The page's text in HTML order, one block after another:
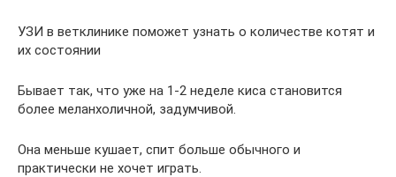
УЗИ в ветклинике поможет узнать о количестве котят и
их состоянии
Бывает так, что уже на 1-2 неделе киса становится
более меланхоличной, задумчивой.
Она меньше кушает, спит больше обычного и
практически не хочет играть.